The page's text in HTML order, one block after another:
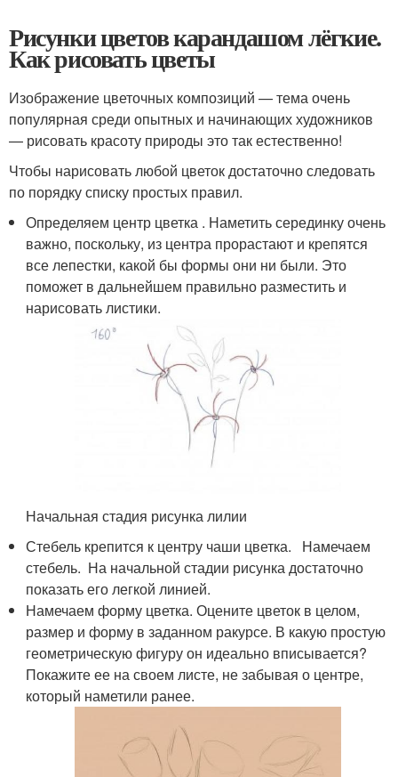
Рисунки цветов карандашом лёгкие.
Как рисовать цветы
Изображение цветочных композиций — тема очень
популярная среди опытных и начинающих художников
— рисовать красоту природы это так естественно!
Чтобы нарисовать любой цветок достаточно следовать
по порядку списку простых правил.
Определяем центр цветка . Наметить серединку очень
важно, поскольку, из центра прорастают и крепятся
все лепестки, какой бы формы они ни были. Это
поможет в дальнейшем правильно разместить и
нарисовать листики.
Начальная стадия рисунка лилии
Стебель крепится к центру чаши цветка. Намечаем
стебель. На начальной стадии рисунка достаточно
показать его легкой линией.
Намечаем форму цветка. Оцените цветок в целом,
размер и форму в заданном ракурсе. В какую простую
геометрическую фигуру он идеально вписывается?
Покажите ее на своем листе, не забывая о центре,
который наметили ранее.